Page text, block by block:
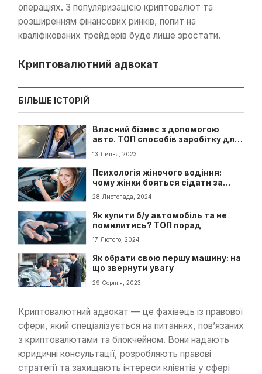
операціях. З популяризацією криптовалют та
розширенням фінансових ринків, попит на
кваліфікованих трейдерів буде лише зростати.
Криптовалютний адвокат
БІЛЬШЕ ІСТОРІЙ
Власний бізнес з допомогою
авто. ТОП способів заробітку для
власників автомобіля
13 Липня, 2023
Психологія жіночого водіння:
чому жінки бояться сідати за
кермо?
28 Листопада, 2024
Як купити б/у автомобіль та не
помилитись? ТОП порад
17 Лютого, 2024
Як обрати свою першу машину: на
що звернути увагу
29 Серпня, 2023
Криптовалютний адвокат — це фахівець із правової
сфери, який спеціалізується на питаннях, пов’язаних
з криптовалютами та блокчейном. Вони надають
юридичні консультації, розробляють правові
стратегії та захищають інтереси клієнтів у сфері